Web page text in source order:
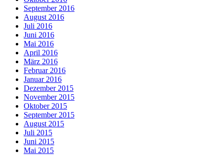
September 2016
August 2016
Juli 2016
Juni 2016
Mai 2016
April 2016
März 2016
Februar 2016
Januar 2016
Dezember 2015
November 2015
Oktober 2015
September 2015
August 2015
Juli 2015
Juni 2015
Mai 2015